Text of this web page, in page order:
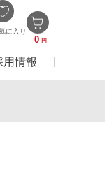
に入り
0 円
用情報